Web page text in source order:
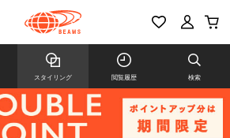
スタイリング 閲覧履歴 検索